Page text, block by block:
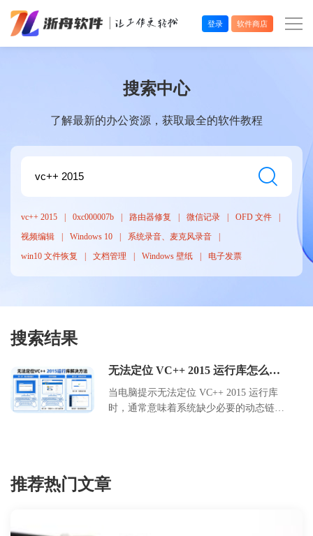
在线应用
登录 软件商店
搜索中心
了解最新的办公资源，获取最全的软件教程
vc++ 2015 0xc000007b 路由器修复 微信记录
OFD 文件
视频编辑
Windows 10
系统录音、麦克风录音
win10 文件恢复
文档管理 Windows 壁纸 电子发票
搜索结果
无法定位 VC++ 2015 运行库怎么解
决？手动修复步骤详解
当电脑提示无法定位 VC++ 2015 运行库
时，通常意味着系统缺少必要的动态链接
可有效解决软件启动报错问题，恢复系统
推荐热门文章